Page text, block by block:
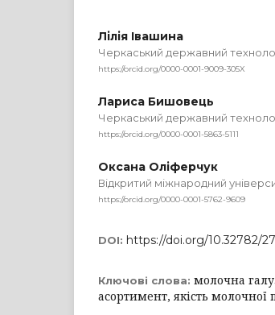
Лілія Івашина
Черкаський державний
https://orcid.org/0000-0001-9009-305X
Лариса Бишовець
Черкаський державний
https://orcid.org/0000-0001-5863-5111
Оксана Оліферчук
Відкритий міжнародний
https://orcid.org/0000-0001-5762-9609
DOI: https://doi.org/10.32782/
Ключові слова: молочна
асортимент, якість молочної